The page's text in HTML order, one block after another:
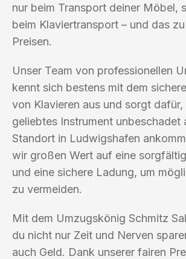
nur beim Transport deiner Möbel,
beim Klaviertransport – und das
Preisen.
Unser Team von professionellen
kennt sich bestens mit dem
von Klavieren aus und sorgt dafür,
geliebtes Instrument unbeschadet
Standort in Ludwigshafen
wir großen Wert auf eine
und eine sichere Ladung, um
zu vermeiden.
Mit dem Umzugskönig Schmitz
du nicht nur Zeit und Nerven
auch Geld. Dank unserer fairen